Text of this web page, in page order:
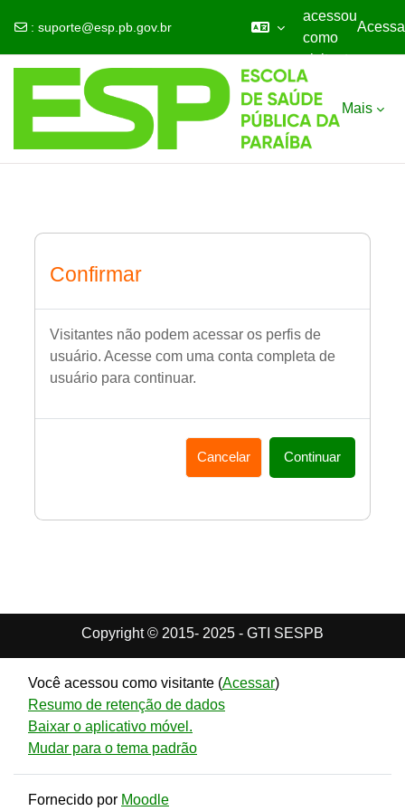
: suporte@esp.pb.gov.br
acessou
como
visitante
Mais
Confirmar
Visitantes não podem acessar os perfis de
usuário. Acesse com uma conta completa de
usuário para continuar.
Cancelar Continuar
Copyright © 2015- 2025 - GTI SESPB
Você acessou como visitante (Acessar)
Resumo de retenção de dados
Baixar o aplicativo móvel.
Mudar para o tema padrão
Fornecido por Moodle